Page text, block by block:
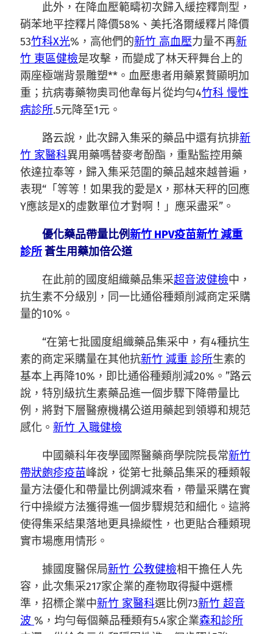
此外，在降血壓範疇初次歸入緩控釋劑型，
硝苯地平控釋片降價58%、美托洛爾緩釋片降價
53竹科X光%，高他們的新竹 高血壓力量不再新
竹 東區健檢是攻擊，而變成了林天秤舞台上的
兩座極端背景雕塑**。血壓患者用藥累贅顯明加
重；抗病毒藥物奧司他韋每片從均勻4竹科 慢性
病診所.5元降至1元。
路云說，此次歸入集采的藥品中還有抗排新
竹 家醫科異用藥嗎替麥考酚酯，重點監控用藥
依達拉奉等，歸入集采范圍的藥品越來越普遍，
表現“「等等！如果我的愛是X，那林天秤的回應
Y應該是X的虛數單位才對啊！」應采盡采”。
優化藥品帶量比例新竹 HPV疫苗新竹 減重
診所蒼生用藥加倍公道
在此前的國度組織藥品集采超音波健檢中，
抗生素不分級別，同一比通俗種類削減商定采購
量的10%。
“在第七批國度組織藥品集采中，有4種抗生
素的商定采購量在其他抗新竹 減重 診所生素的
基本上再降10%，即比通俗種類削減20%。”路云
說，特別級抗生素藥品進一個步驟下降帶量比
例，將對下層醫療機構公道用藥起到領導和規范
感化。 新竹 入職健檢
中國藥科年夜學國際醫藥商學院院長常新竹
帶狀皰疹疫苗峰說，從第七批藥品集采的種類報
量方法優化和帶量比例調減來看，帶量采購在實
行中操縱方法獲得進一個步驟規范和細化。這將
使得集采結果落地更具操縱性，也更貼合種類現
實市場應用情形。
據國度醫保局新竹 公教健檢相干擔任人先
容，此次集采217家企業的產物取得擬中選標
準，招標企業中新竹 家醫科選比例73新竹 超音
波 %，均勻每個藥品種類有5.4家企業森和診所